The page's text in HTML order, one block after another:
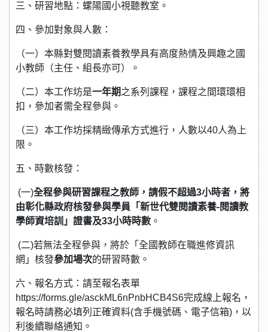
三、研習地點：螺陽國小視聽教室。
四、參加對象與人數：
（一）本縣對雙閱讀素養教學具有高度熱情及興趣之國
小教師（主任、組長亦可）。
（二）本工作坊是一年期之系列課程，課程之間環環相
扣，參加者需全程參與。
（三）本工作坊採精緻傳承方式進行，人數以40人為上
限。
五、時數核發：
(一)全程參與研習課程之教師，請假不超過3小時者，將
由彰化縣政府核發參與學員「新世代雙閱讀素養-閱讀教
學師資培訓」證書及33小時時數 。
(二)若無法全程參與，將於「全國教師在職進修資訊
網」核發參加場次的研習時數。
六、報名方式：請至報名表單
https://forms.gle/asckML6nPnbHCB4S6完成線上報名，
報名時請務必填列正確資料(含手機號碼、電子信箱)，以
利後續聯絡通知。